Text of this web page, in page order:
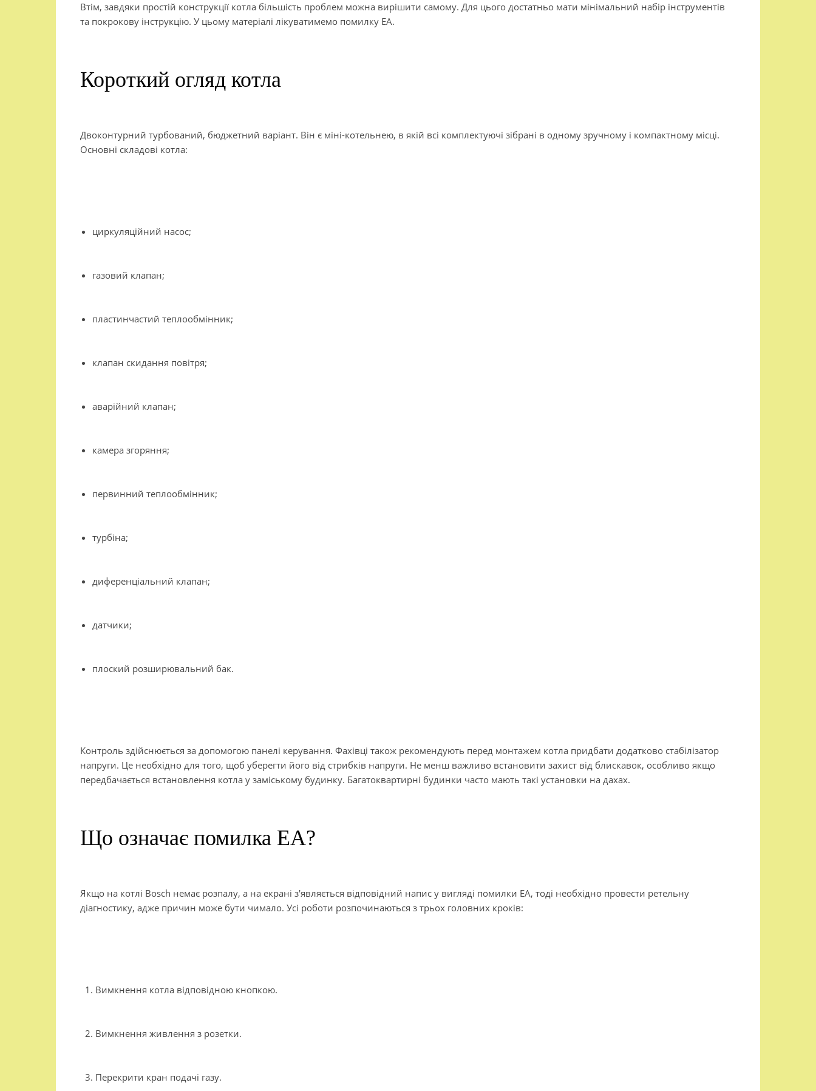
Втім, завдяки простій конструкції котла більшість проблем можна вирішити самому. Для цього достатньо мати мінімальний набір інструментів
та покрокову інструкцію. У цьому матеріалі лікуватимемо помилку EA.
Короткий огляд котла
Двоконтурний турбований, бюджетний варіант. Він є міні-котельнею, в якій всі комплектуючі зібрані в одному зручному і компактному місці.
Основні складові котла:
циркуляційний насос;
газовий клапан;
пластинчастий теплообмінник;
клапан скидання повітря;
аварійний клапан;
камера згоряння;
первинний теплообмінник;
турбіна;
диференціальний клапан;
датчики;
плоский розширювальний бак.
Контроль здійснюється за допомогою панелі керування. Фахівці також рекомендують перед монтажем котла придбати додатково стабілізатор
напруги. Це необхідно для того, щоб уберегти його від стрибків напруги. Не менш важливо встановити захист від блискавок, особливо якщо
передбачається встановлення котла у заміському будинку. Багатоквартирні будинки часто мають такі установки на дахах.
Що означає помилка EA?
Якщо на котлі Bosch немає розпалу, а на екрані з'являється відповідний напис у вигляді помилки EA, тоді необхідно провести ретельну
діагностику, адже причин може бути чимало. Усі роботи розпочинаються з трьох головних кроків:
Вимкнення котла відповідною кнопкою.
Вимкнення живлення з розетки.
Перекрити кран подачі газу.